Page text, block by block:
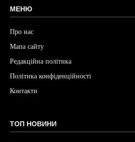
МЕНЮ
Про нас
Мапа сайту
Редакційна політика
Політика конфіденційності
Контакти
ТОП НОВИНИ